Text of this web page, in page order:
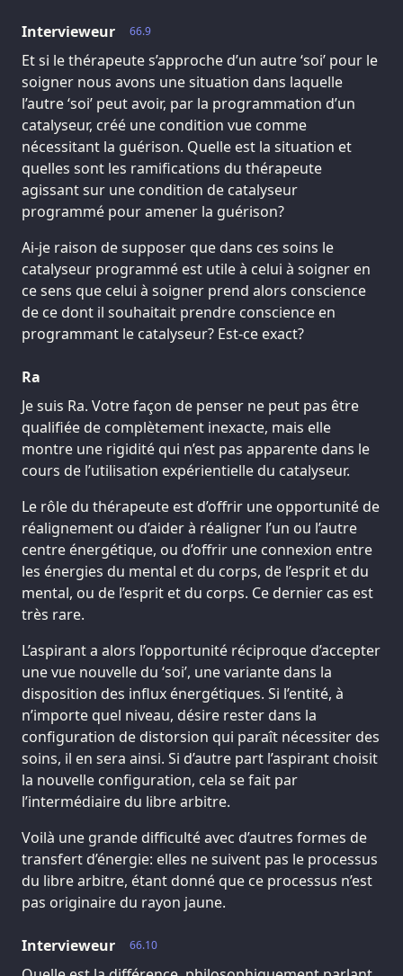
66.9
Intervieweur
Et si le thérapeute s’approche d’un autre ‘soi’ pour le
soigner nous avons une situation dans laquelle
l’autre ‘soi’ peut avoir, par la programmation d’un
catalyseur, créé une condition vue comme
nécessitant la guérison. Quelle est la situation et
quelles sont les ramifications du thérapeute
agissant sur une condition de catalyseur
programmé pour amener la guérison?
Ai-je raison de supposer que dans ces soins le
catalyseur programmé est utile à celui à soigner en
ce sens que celui à soigner prend alors conscience
de ce dont il souhaitait prendre conscience en
programmant le catalyseur? Est-ce exact?
Ra
Je suis Ra. Votre façon de penser ne peut pas être
qualifiée de complètement inexacte, mais elle
montre une rigidité qui n’est pas apparente dans le
cours de l’utilisation expérientielle du catalyseur.
Le rôle du thérapeute est d’offrir une opportunité de
réalignement ou d’aider à réaligner l’un ou l’autre
centre énergétique, ou d’offrir une connexion entre
les énergies du mental et du corps, de l’esprit et du
mental, ou de l’esprit et du corps. Ce dernier cas est
très rare.
L’aspirant a alors l’opportunité réciproque d’accepter
une vue nouvelle du ‘soi’, une variante dans la
disposition des influx énergétiques. Si l’entité, à
n’importe quel niveau, désire rester dans la
configuration de distorsion qui paraît nécessiter des
soins, il en sera ainsi. Si d’autre part l’aspirant choisit
la nouvelle configuration, cela se fait par
l’intermédiaire du libre arbitre.
Voilà une grande difficulté avec d’autres formes de
transfert d’énergie: elles ne suivent pas le processus
du libre arbitre, étant donné que ce processus n’est
pas originaire du rayon jaune.
66.10
Intervieweur